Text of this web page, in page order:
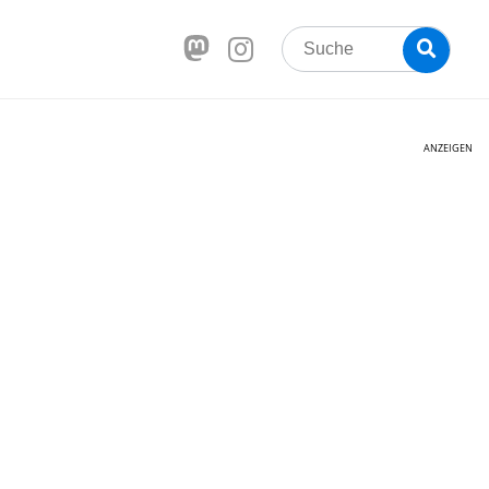
Search
for:
ANZEIGEN